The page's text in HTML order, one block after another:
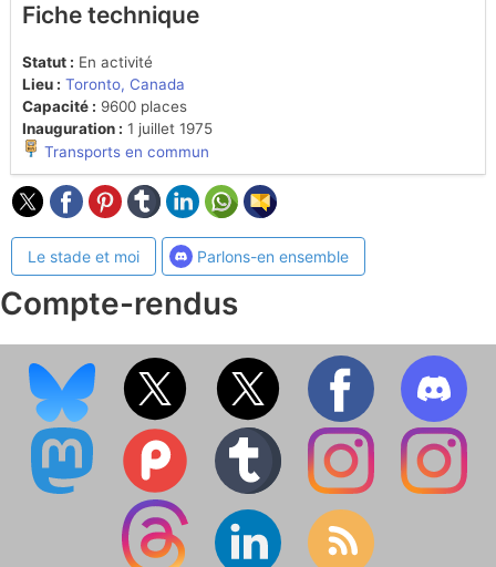
Fiche technique
Statut : En activité
Lieu : Toronto, Canada
Capacité : 9600 places
Inauguration : 1 juillet 1975
Transports en commun
Le stade et moi Parlons-en ensemble
Compte-rendus